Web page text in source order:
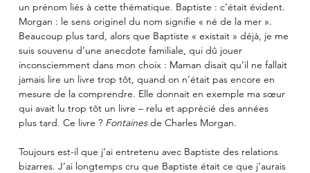
un prénom liés à cette thématique. Baptiste : c’était évident.
Morgan : le sens originel du nom signifie « né de la mer ».
Beaucoup plus tard, alors que Baptiste « existait » déjà, je me
suis souvenu d’une anecdote familiale, qui dû jouer
inconsciemment dans mon choix : Maman disait qu’il ne fallait
jamais lire un livre trop tôt, quand on n’était pas encore en
mesure de la comprendre. Elle donnait en exemple ma sœur
qui avait lu trop tôt un livre – relu et apprécié des années
plus tard. Ce livre ? Fontaines de Charles Morgan.
Toujours est-il que j’ai entretenu avec Baptiste des relations
bizarres. J’ai longtemps cru que Baptiste était ce que j’aurais